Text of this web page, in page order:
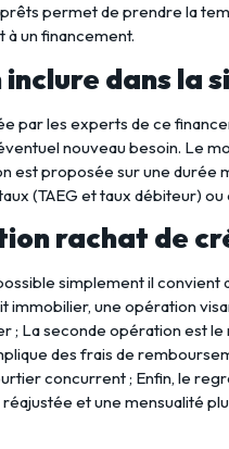
permet de prendre la
à un financement.
dans la
par les experts de ce
nouveau besoin. Le
est proposée sur une
(TAEG et taux débiteur)
rachat de
simplement il convient
une opération
; La seconde opération est
des frais de
concurrent ; Enfin, le
et une mensualité